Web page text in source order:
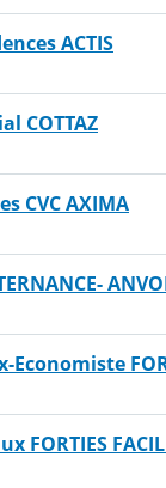
ACTIS
COTTAZ
CVC AXIMA
Economiste
FORTIES